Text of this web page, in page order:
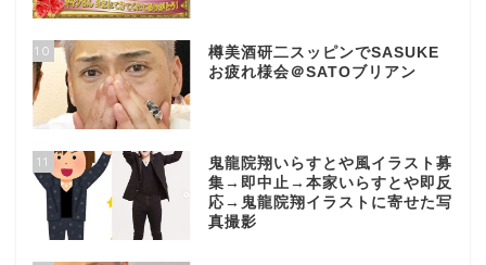
10
樽美酒研二スッピンでSASUKE
お疲れ様会＠SATOブリアン
11
鬼龍院翔いらすとや風イラスト募
集→即中止→本家いらすとや即反
応→鬼龍院翔イラストに寄せた写
真撮影